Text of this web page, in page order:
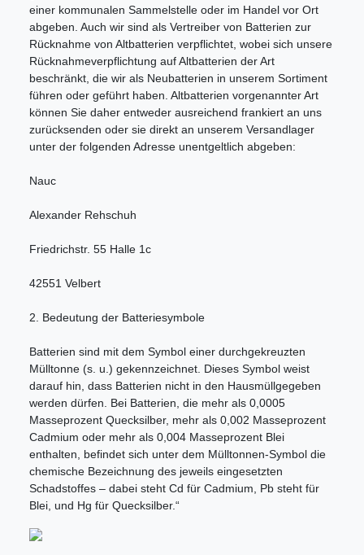
einer kommunalen Sammelstelle oder im Handel vor Ort
abgeben. Auch wir sind als Vertreiber von Batterien zur
Rücknahme von Altbatterien verpflichtet, wobei sich unsere
Rücknahmeverpflichtung auf Altbatterien der Art
beschränkt, die wir als Neubatterien in unserem Sortiment
führen oder geführt haben. Altbatterien vorgenannter Art
können Sie daher entweder ausreichend frankiert an uns
zurücksenden oder sie direkt an unserem Versandlager
unter der folgenden Adresse unentgeltlich abgeben:
Nauc
Alexander Rehschuh
Friedrichstr. 55 Halle 1c
42551 Velbert
2. Bedeutung der Batteriesymbole
Batterien sind mit dem Symbol einer durchgekreuzten
Mülltonne (s. u.) gekennzeichnet. Dieses Symbol weist
darauf hin, dass Batterien nicht in den Hausmüllgegeben
werden dürfen. Bei Batterien, die mehr als 0,0005
Masseprozent Quecksilber, mehr als 0,002 Masseprozent
Cadmium oder mehr als 0,004 Masseprozent Blei
enthalten, befindet sich unter dem Mülltonnen-Symbol die
chemische Bezeichnung des jeweils eingesetzten
Schadstoffes – dabei steht Cd für Cadmium, Pb steht für
Blei, und Hg für Quecksilber.“